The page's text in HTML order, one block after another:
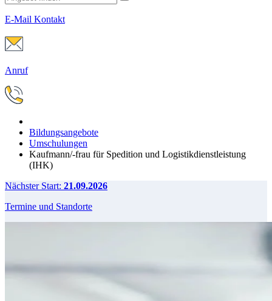
E-Mail Kontakt
Anruf
Bildungsangebote
Umschulungen
Kaufmann/-frau für Spedition und Logistikdienstleistung
(IHK)
Nächster Start: 21.09.2026
Termine und Standorte